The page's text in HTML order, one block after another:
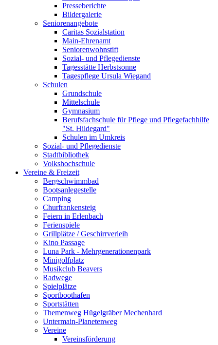
Presseberichte
Bildergalerie
Seniorenangebote
Caritas Sozialstation
Main-Ehrenamt
Seniorenwohnstift
Sozial- und Pflegedienste
Tagesstätte Herbstsonne
Tagespflege Ursula Wiegand
Schulen
Grundschule
Mittelschule
Gymnasium
Berufsfachschule für Pflege und Pflegefachhilfe
"St. Hildegard"
Schulen im Umkreis
Sozial- und Pflegedienste
Stadtbibliothek
Volkshochschule
Vereine & Freizeit
Bergschwimmbad
Bootsanlegestelle
Camping
Churfrankensteig
Feiern in Erlenbach
Ferienspiele
Grillplätze / Geschirrverleih
Kino Passage
Luna Park - Mehrgenerationenpark
Minigolfplatz
Musikclub Beavers
Radwege
Spielplätze
Sportboothafen
Sportstätten
Themenweg Hügelgräber Mechenhard
Untermain-Planetenweg
Vereine
Vereinsförderung